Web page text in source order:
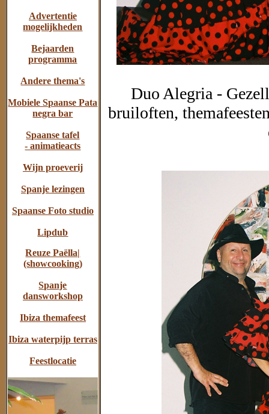
Advertentie
mogelijkheden
Bejaarden
programma
Andere thema's
Mobiele Spaanse Pata
negra bar
Spaanse tafel
- animatieacts
Wijn proeverij
Spanje lezingen
Spaanse Foto studio
Lipdub
Reuze Paëlla|
(showcooking)
Spanje
dansworkshop
Ibiza themafeest
Ibiza waterpijp terras
Feestlocatie
Duo Alegria -
bruiloften,